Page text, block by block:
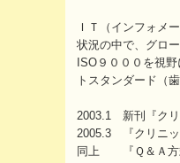
ＩＴ（インフォメ
状況の中で、グロ
ISO９０００を視
トスタンダード（
2003.1 新刊『ク
2005.3 『クリニ
同上 『Ｑ＆Ａ方